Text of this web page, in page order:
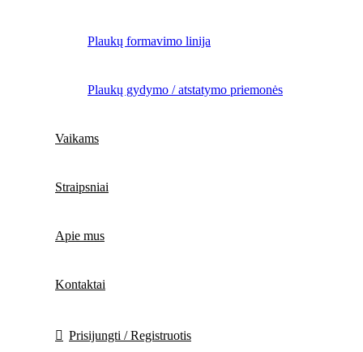
Plaukų formavimo linija
Plaukų gydymo / atstatymo priemonės
Vaikams
Straipsniai
Apie mus
Kontaktai
Prisijungti / Registruotis